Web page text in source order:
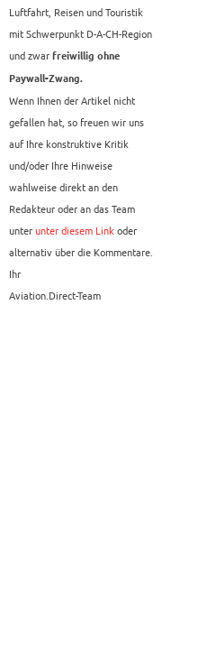
Luftfahrt, Reisen und Touristik
mit Schwerpunkt D-A-CH-Region
und zwar freiwillig ohne
Paywall-Zwang.
Wenn Ihnen der Artikel nicht
gefallen hat, so freuen wir uns
auf Ihre konstruktive Kritik
und/oder Ihre Hinweise
wahlweise direkt an den
Redakteur oder an das Team
unterunter diesem Linkoder
alternativ über die Kommentare.
Ihr
Aviation.Direct-Team